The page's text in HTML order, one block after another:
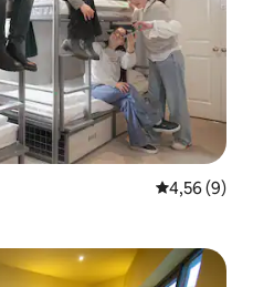
4,56 de uma
4,56 (9)